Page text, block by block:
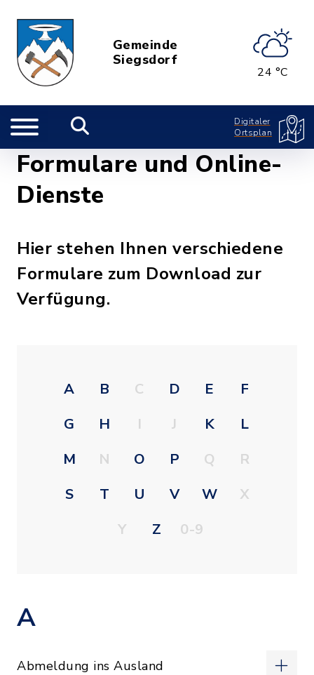
Gemeinde
Siegsdorf
24 °C
Digitaler
Ortsplan
Formulare und Online-
Dienste
Hier stehen Ihnen verschiedene
Formulare zum Download zur
Verfügung.
A B C D E
F
G
H I J K
L
M
N O P Q
R
S
T U V W
X
Y
Z 0-9
A
Abmeldung ins Ausland